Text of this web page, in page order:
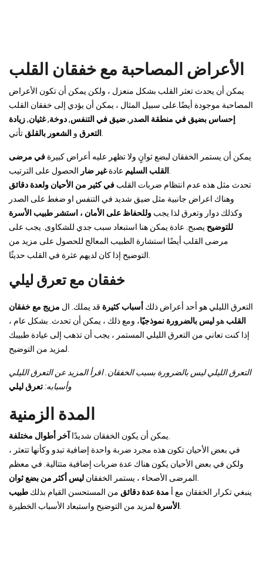
الأعراض المصاحبة مع خفقان القلب
يمكن أن يحدث تعثر القلب بشكل منعزل ، ولكن يمكن أن تكون الأعراض
المصاحبة موجودة أيضًا.على سبيل المثال ، يمكن أن يؤدي إلى خفقان القلب
إحساس بضيق في منطقة الصدر ,ضيق في التنفس,دوخة,غثيان,زيادة
التعرق و الشعور بالقلق
يمكن أن يستمر الخفقان لبضع ثوانٍ ولا تظهر عليه أعراض كبيرة في مرضى
القلب السليم عادةغير ضار
تحدث مثل هذه عدم انتظام ضربات القلب في كثير من الأحيان ولعدة دقائق
وهناك اعراض جانبية مثل ضيق شديد في التنفس او ضغط على الصدر
وكذلك دوار وتعرق لذا يجب وللحفاظ على الأمان ، استشر طبيب الأسرة
للتوضيح يصبح. عادة يمكن هنا استبعاد سبب جدي للشكاوى. يجب على
مرضى القلب أيضًا استشارة الطبيب المعالج للحصول على مزيد من
خفقان مع تعرق ليلي
التعرق الليلي هو أحد أعراض ذلك أسباب كثيرة قد يملك. ال مزيج مع خفقان
القلب هو ليس بالضرورة نموذجيًا، ومع ذلك ، يمكن أن تحدث. بشكل عام ،
إذا كنت تعاني من التعرق الليلي المستمر ، يجب أن تذهب إلى عيادة طبيبك
التعرق الليلي ليس بالضرورة بسبب الخفقان. اقرأ المزيد عن التعرق الليلي
وأسبابه: تعرق ليلي
المدة الزمنية
يمكن أن يكون الخفقان شديدًا آخر أطوال مختلفة
في بعض الأحيان تكون هذه مجرد ضربة واحدة إضافية تبدو وكأنها تتعثر ،
ولكن في بعض الأحيان يكون هناك عدة ضربات إضافية متتالية. في معظم
المرضى الأصحاء ، يستمر الخفقان ليس أكثر من بضع ثوان
ينبغي تكرار الخفقان مع أ مدة عدة دقائق من المستحسن القيام بذلك طبيب
الأسرة